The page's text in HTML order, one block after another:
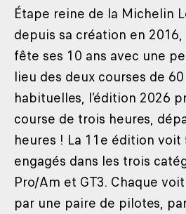
Étape reine de la Michelin
depuis sa création en
fête ses 10 ans avec une
lieu des deux courses de
habituelles, l’édition 2026
course de trois heures,
heures ! La 11e édition
engagés dans les trois
Pro/Am et GT3. Chaque
par une paire de pilotes,